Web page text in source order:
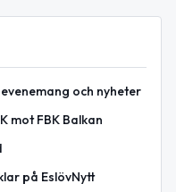
och nyheter
mot FBK Balkan
på EslövNytt